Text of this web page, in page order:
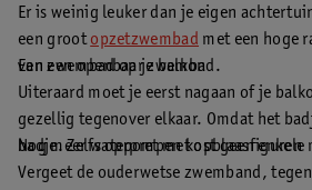
Er is weinig leuker dan je eigen
een grootopzetzwembad met een hoge
van een openbaar zwembad.
Een zwembad op je balkon
Uiteraard moet je eerst nagaan of je
gezellig tegenover elkaar. Omdat het
badje. Zelfs oppompen kost geen
Nog meer waterpret met opblaasfiguren
Vergeet de ouderwetse zwemband,